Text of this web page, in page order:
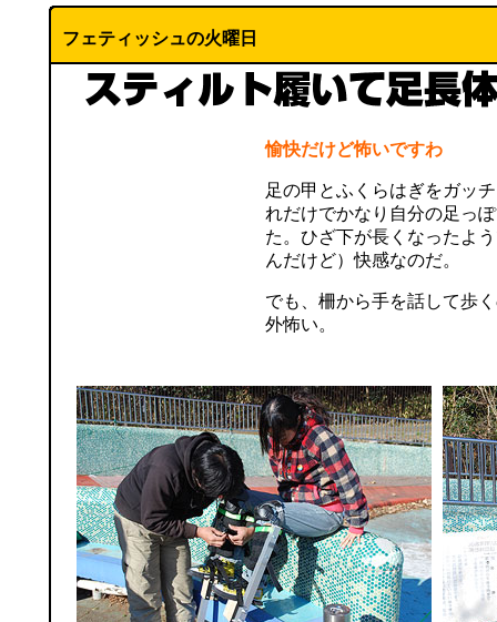
フェティッシュの火曜日
愉快だけど怖いですわ
足の甲とふくらはぎをガッ
れだけでかなり自分の足っ
た。ひざ下が長くなったよ
んだけど）快感なのだ。
でも、柵から手を話して歩
外怖い。